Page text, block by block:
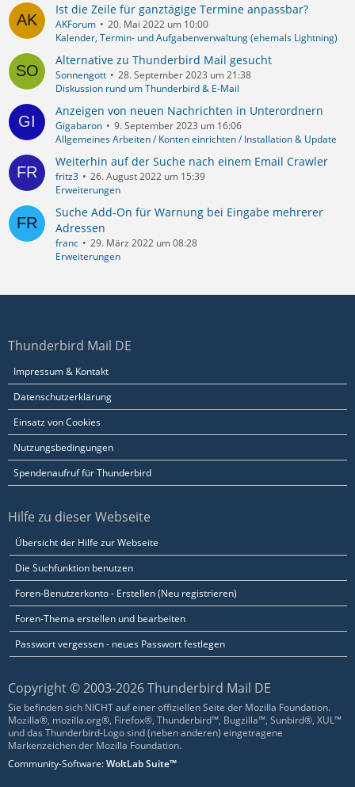
Ist die Zeile für ganztägige Termine anpassbar?
AKForum
20. Mai 2022 um 10:00
Kalender, Termin- und Aufgabenverwaltung (ehemals Lightning)
Alternative zu Thunderbird Mail gesucht
Sonnengott
28. September 2023 um 21:38
Diskussion rund um Thunderbird & E-Mail
Anzeigen von neuen Nachrichten in Unterordnern
Gigabaron
9. September 2023 um 16:06
Allgemeines Arbeiten / Konten einrichten / Installation & Update
Weiterhin auf der Suche nach einem Email Crawler
fritz3
26. August 2022 um 15:39
Erweiterungen
Suche Add-On für Warnung bei Eingabe mehrerer
Adressen
franc
29. März 2022 um 08:28
Erweiterungen
Thunderbird Mail DE
Impressum & Kontakt
Datenschutzerklärung
Einsatz von Cookies
Nutzungsbedingungen
Spendenaufruf für Thunderbird
Hilfe zu dieser Webseite
Übersicht der Hilfe zur Webseite
Die Suchfunktion benutzen
Foren-Benutzerkonto - Erstellen (Neu registrieren)
Foren-Thema erstellen und bearbeiten
Passwort vergessen - neues Passwort festlegen
Copyright © 2003-2026 Thunderbird Mail DE
Sie befinden sich NICHT auf einer offiziellen Seite der Mozilla Foundation.
Mozilla®, mozilla.org®, Firefox®, Thunderbird™, Bugzilla™, Sunbird®, XUL™
und das Thunderbird-Logo sind (neben anderen) eingetragene
Markenzeichen der Mozilla Foundation.
Community-Software:WoltLab Suite™